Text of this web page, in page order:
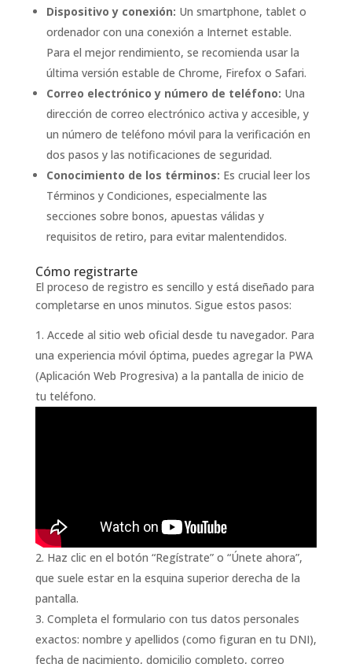
Dispositivo y conexión: Un smartphone, tablet o
ordenador con una conexión a Internet estable.
Para el mejor rendimiento, se recomienda usar la
última versión estable de Chrome, Firefox o Safari.
Correo electrónico y número de teléfono: Una
dirección de correo electrónico activa y accesible, y
un número de teléfono móvil para la verificación en
dos pasos y las notificaciones de seguridad.
Conocimiento de los términos: Es crucial leer los
Términos y Condiciones, especialmente las
secciones sobre bonos, apuestas válidas y
requisitos de retiro, para evitar malentendidos.
Cómo registrarte
El proceso de registro es sencillo y está diseñado para
completarse en unos minutos. Sigue estos pasos:
Accede al sitio web oficial desde tu navegador. Para
una experiencia móvil óptima, puedes agregar la PWA
(Aplicación Web Progresiva) a la pantalla de inicio de
tu teléfono.
Haz clic en el botón “Regístrate” o “Únete ahora”,
que suele estar en la esquina superior derecha de la
pantalla.
Completa el formulario con tus datos personales
exactos: nombre y apellidos (como figuran en tu DNI),
fecha de nacimiento, domicilio completo, correo